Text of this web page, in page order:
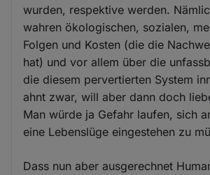
wurden, respektive werden.
wahren ökologischen, sozialen,
Folgen und Kosten (die die
hat) und vor allem über die
die diesem pervertierten System
ahnt zwar, will aber dann doch
Man würde ja Gefahr laufen, sich
eine Lebenslüge eingestehen zu
Dass nun aber ausgerechnet